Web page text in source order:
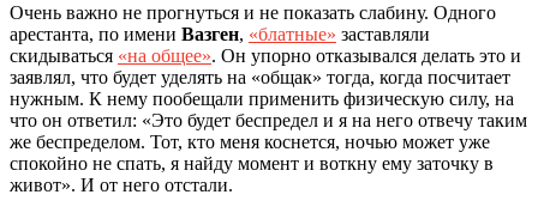
Очень важно не прогнуться и не показать слабину. Одного
арестанта, по имени Вазген, «блатные» заставляли
скидываться «на общее». Он упорно отказывался делать это и
заявлял, что будет уделять на «общак» тогда, когда посчитает
нужным. К нему пообещали применить физическую силу, на
что он ответил: «Это будет беспредел и я на него отвечу таким
же беспределом. Тот, кто меня коснется, ночью может уже
спокойно не спать, я найду момент и воткну ему заточку в
живот». И от него отстали.